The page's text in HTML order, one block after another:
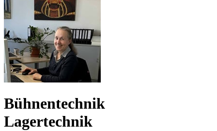
Bühnentechnik
Lagertechnik